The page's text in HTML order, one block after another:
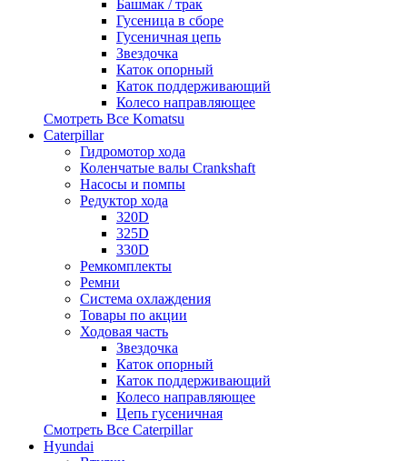
Башмак / трак
Гусеница в сборе
Гусеничная цепь
Звездочка
Каток опорный
Каток поддерживающий
Колесо направляющее
Смотреть Все Komatsu
Caterpillar
Гидромотор хода
Коленчатые валы Crankshaft
Насосы и помпы
Редуктор хода
320D
325D
330D
Ремкомплекты
Ремни
Система охлаждения
Товары по акции
Ходовая часть
Звездочка
Каток опорный
Каток поддерживающий
Колесо направляющее
Цепь гусеничная
Смотреть Все Caterpillar
Hyundai